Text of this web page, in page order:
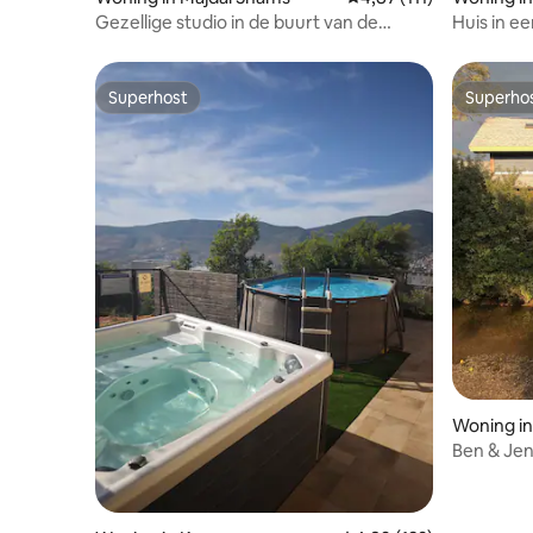
Gezellige studio in de buurt van de
Huis in
Superhost
Superhost
Woning
Ben &